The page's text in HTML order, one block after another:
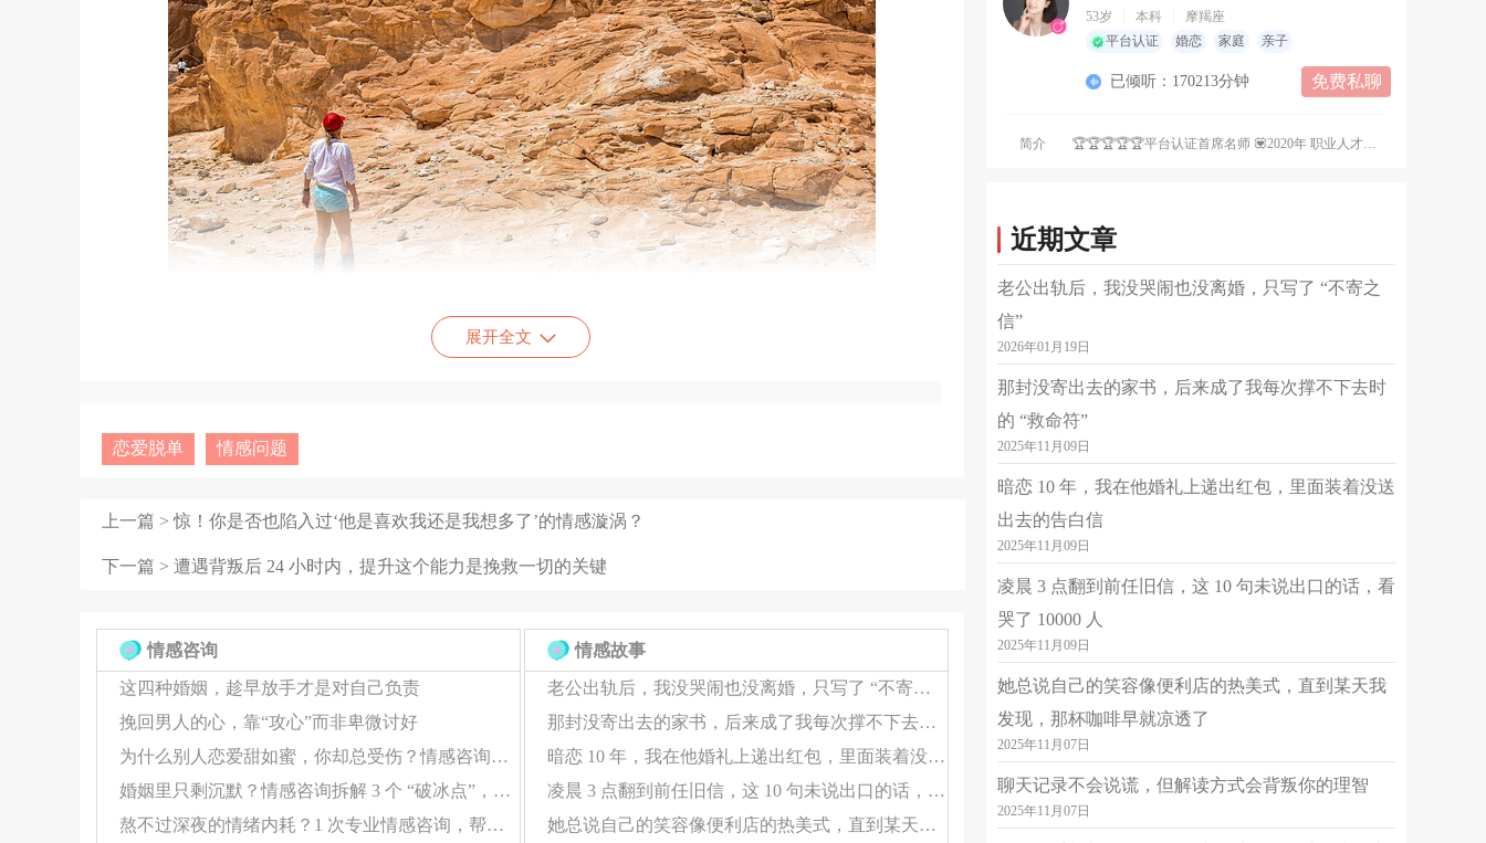
亲密关系之中，这种自我回应虽能暂时填补空虚，但伴侣间的积极反馈才是维系情感的纽带。一旦这份
一旦断裂，心与心的距离便悄然拉远。
障”，源自心理学家约翰·米勒在其著作《婚姻的艺术》中的阐述，它们分别是苛责、轻视、逃避与冷漠。想
象一部类似《亲密关系的裂痕》的电影，主角杰克与露西，从曾经的甜蜜无间，到后来的争吵不断，正是
战收场。这样的交流，只会让关系中的怨怼与隔阂日益加深。
分手，往往不是一瞬间的决定，而是情感账户长期透支的结果。当伴侣间的每一次互动都充斥着消极与
负面，情感的存款便逐渐枯竭。正如《爱的消逝》一书所述，分手往往源于对变化的不适应。在漫长的相处
中，双方的角色与需求悄然变化，若未能及时察觉并调整，便会产生“变化盲视”，进而引发关系的裂痕。杰
克与露西的婚姻，便是在经济压力下的角色转变中，忽略了对方的真实需求，最终导致情感的疏离。
展开全文
恋爱脱单 情感问题
上一篇 >惊！你是否也陷入过‘他是喜欢我还是我想多了’的情感漩涡？
下一篇 > 遭遇背叛后 24 小时内，提升这个能力是挽救一切的关键
情感咨询
这四种婚姻，趁早放手才是对自己负责
挽回男人的心，靠“攻心”而非卑微讨好
为什么别人恋爱甜如蜜，你却总受伤？情感咨询帮你揪出 “情感盲区”
婚姻里只剩沉默？情感咨询拆解 3 个 “破冰点”，让爱重新流动
熬不过深夜的情绪内耗？1 次专业情感咨询，帮你把 “心结” 捋顺
情感故事
老公出轨后，我没哭闹也没离婚，只写了 “不寄之信”
那封没寄出去的家书，后来成了我每次撑不下去时的 “救命符”
暗恋 10 年，我在他婚礼上递出红包，里面装着没送出去的告白信
凌晨 3 点翻到前任旧信，这 10 句未说出口的话，看哭了 10000 人
她总说自己的笑容像便利店的热美式，直到某天我发现，那杯咖啡早就凉透了
53岁 本科
摩羯座
平台认证
婚恋 家庭 亲子
已倾听：170213分钟 免费私聊
简介 🏆🏆🏆🏆🏆平台认证首席名师 💟2020年 职业人才认证管理中心 婚姻情感咨询师（高级） 💟2020年 职业人才认证管理中心 萨提亚咨询师（高级） 💟2020年 职业人才认证管理中心 催眠师（高级） 💟2021年 中国科学院心理研究所 心理咨询师培训合格证书 💟2021年 中国政法大学 人力资源管理与创新发展研究中心 中国国家人事人才培训网 岗位能力培训证书 倾听疗愈师 💟 2021年 中国心理卫生协会 倾听技能专项培训合格证书 🍁加入多家平台实现助人，取得一定成绩 🍁作为平台心理工作者，我严格遵守保密原则和咨询伦理，保护来访隐私，温暖的陪伴求助者，温柔而坚定的给予支持和帮助，愿我也能成为你专属的倾听者及解惑者，给你的情绪一处安放的港湾，从而有勇气继续面对生活 🍁如果您正面对婚姻、家庭或个人成长方面的挑战，欢迎与我联系，让我们一起探索解决方案，助您重拾幸福与和谐。 ✅ 下单流程 私密咨询，隐私保护。点击右上角“马上下单”，可选择图文/通话。复杂问题可选择套餐。
34岁
平台认证
职场 婚恋 个人成长
免费私聊
简介 ✨中科院心理咨询培训 ✨演出经纪人员资格证 ✨三级公共营养师证书 ✨普通话一级乙等证书 ✨擅长领域✨ ✓婚恋情感 ✓情绪疏导 ✓职场问题 ✓人际关系 ✨咨询特点✨ 不贴标签→不批判→逻辑清晰→换位思考→善解人意 ✨咨询寄语✨ 每个人都需要释放情绪，这里是安全私密的地方，我愿做你心灵的陪伴者，耐心听你诉说你在生活中的心事、困惑、疲惫，帮助你走出迷茫困境 ✨个人经历✨ 在懵懵懂懂的年纪闯进娱乐圈，一路跌跌撞撞升级打怪，在职场中积累了丰富的经验，接触的人形形色色，阅人无数，一步步打磨与人相处的艺术，你的问题，我已经经历过了，可能几句话就能帮你指点迷津！ ✨咨询流程✨ 1.六句话简述问题→诚意咨询直接下单 2.如何下单→点右上角「马上下单」 3.30～45分钟初步交流体验→框架梳理
平台认证
婚恋 情绪 个人成长
简介 ⭐️简介： 中国心理协会咨询师 家庭教育指导师 家庭婚姻咨询师 深耕心理领域12年，主修精神动力学、认知行为疗法（CBT）、情绪聚焦疗法、焦点短期治疗（SFBT）等。 ⭐️【情感话题】 婚外情、婚姻倦怠、再婚关系、情感挽回、择偶焦虑、失恋陪伴、离婚陪伴、婆媳关系 ⭐️【成长话题】 原生家庭、抑郁厌学休学家庭陪伴、童年寄养、父母离异创伤、人际关系困扰 ⭐️【情绪疏导】 抑郁、焦虑、双相情感障碍、惊恐发作、社交恐惧 （发作期，请前往三甲医院的精神科或心理科进行系统治疗） ⭐️温暖、尊重、包容、耐心、强大的共情，专业的能力，严谨的分析方式，为你解忧。 我在这儿等你，愿做那一盏灯，陪着你前行！
悦心
36岁 大专
天秤座
婚恋关系修复
已倾听：1695258分钟 免费私聊
简介 24-26年冠获529👑好评Top1官方人气热榜第1 🦄坚持做🈶“高质”咨询-心理疗愈🦄 🪷疗愈创伤-我们🉑给自己最好的爱🌠 及时陪伴解压解忧🎑咨询师排序参照夜我23点休 ❤️‍🔥心理健康是🈚️价之宝🔮★情绪情感个人成长类 🍀2026年夏 赴北京参与全国心理从业者交流 受邀参加专访。 👑525心理健康节咨询冠🇨🇳 世界精神卫生日咨询获冠🇨🇳 世界青少年心理健康套餐冠🇨🇳 2月6日心理健康对话套餐冠🇨🇳 3月25大学生心理健康教育冠🇨🇳 4月2世界 孤独症 咨询好评冠🇨🇳 12月5校园心理健康日套餐冠🇨🇳 国家一级普通话🇨🇳 声音悦耳 🪷🍀 🈶意义声音👉激活内在平静与愉悦🉐疗愈 👑教师节高考日咨询冠 报考辽师应用心理学硕士🌠 政治✅英语✅心理学专业课📚✅🌌过国家线🇨🇳 读万卷书不如✨行万里路 已走访法🇫🇷瑞士🇨🇭意大利🇮🇹等国内外知名城市 国家颁发全科教师资格证📚✅ 高级家庭教育指导师资格证✅ 高级婚姻情感咨询师资格证✅ 从事心理 教育工作12年+🍀⏰ 已在各平台帮助＞3500人🍀⏰ 👑多位来访原生家庭/婆媳/夫妻关系等🉐好评 👑2月14情人节咨询单好评冠🇨🇳 👑520、521告白季咨询额冠🇨🇳 👑七夕接单总额好评总量冠🇨🇳 24年 👑春节冠～三月冠6🎖四～六月冠15🎖 👑7～12月接单连获6冠🎖夜间咨询冠9🎖 25年 👑春节咨询大赛冠五1节冠 👑倾听达人10🎖荣耀之星16🎖 👑1-6月接单6连冠7-12月套餐6冠 🦄26年元旦🇨🇳3.5元单冠除夕套餐冠 👑五一节假🇨🇳3.5元时长好评套餐冠 👑1～6月3-3.4-3.5-3.9元好评量🥰🍀冠 👑7月4元情感情绪咨询🉐好评 做🉐高优质咨询 👑婚恋情感修复类🦄情绪管理类好评冠🏆 👑婚姻情感经营类🦄人际关系类好评冠🏆 👑情侣牵手复合类🦄家庭沟通类好评冠🏆 怎样能不与爱情擦肩而过? 🈶帮助易倾诉数对💞情侣提供👉约会技巧 ㊗️牵手㊗️复合 多名国内外婚姻情感🉐深度咨询 👑荣获最美咨询师Top1✅ 👑情绪管理类🦄心理成长套餐热销榜2冠🏆 👑人际关系类💞亲子家庭套餐热销榜2冠🏆 👑情感修复类💞情感经营套餐热销榜2冠🏆 👑重阳节/父亲节/母亲节好评冠 👉👉暖声好评全冠👇首连获🈵5期5星Top1 👑24年春节～25年春节~26年春节 👑首位咨询师🦄连年🦄连月🦄连获528冠✅ 👑24年春节咨询大赛获冠🔮 👑25年春节咨询大赛 获冠🔮 👑26年春节咨询人数套餐冠🔮 👑咨询＞2万8千小时Top1💐 👑咨询榜连续31月🈶Top1✅ 👑国际宽容日拥抱情人节套餐冠 👑国际大学生双12陪伴日套餐冠 别让自己消化所有委屈🈲 创伤修复需趁早需咨询经验❤️‍🔥及时倾诉☎️☎️☎️ 我在这里✅陪你一起慢慢走出不开心的日子🔮 👑首位文字语音套餐✨连获3年冠⏰⏰⏰ 官方🌠特邀嘉宾分享心理咨询师经验 ≥60分钟问题🉑深度咨询 避免思维断层🔥🔥🔥 多年问题套餐🉐精深更专业咨询⏰ 心理创伤修复要及时 趁早🌅 心理状态决定👇 倾诉👉清理内心垃圾🦄 ✨生命质量✅💎💎💎独特方法化抑郁焦虑内耗 ✨工作状态💹💫🔔㊙️独特方式带你进入潜意识 ✨生活幸福👩‍❤️‍💋‍👨了解最真实的你 ♨️ 最爱的人♥️ 不要压抑自己的感受🚦 人只有拥有更多“快乐”时刻🔮 你的🪷运气才会变得更好🌌 一天🀄最重要—敢于👏诉说自己♥️事 让内心深处声音得👉倾听🌌 🌅用真诚陪您度过人生中 每一个 孤单无助🚨灰暗🚨难熬🆘时刻🌅 👑获易倾诉平台一等奖＞50次🇨🇳 为确保接单质量 一人一日限一小时 23年完成北京【心理实操技能课程】✅ 💒多名家长打来帮孩子做心理疏导☎️ 🏡多名大学老师国内外博士研究生 考研考编考公国企来访们复购咨询☎️ 🏙️各地多名来访解决职场🎪困惑🉐好评 已接到来访从台湾澳门🇲🇴香港🇭🇰等地 人生海海人人皆有烦恼、崩溃目前已🈶多名🔥 来访从英🇬🇧美🇺🇸马来西亚🇲🇾柬埔寨🇰🇭泰🇹🇭 澳大利亚🇦🇺韩🇰🇷越南🇻🇳等国家打来多次咨询☎️⛳️ 咨询是学习 爱自己 ✅ 每一种情绪都值🉐被看见✅ 更美好成为平和的自己👏👏👏 🇨🇳人生很长 在心理需要的时候⚠️ 积极寻求帮助✅是强者的表现👍👍 文字套餐一经售出不予退款 18岁～60岁以上均有过咨询经验⏳骚扰平台封号
近期文章
老公出轨后，我没哭闹也没离婚，只写了 “不寄之
信”
2026年01月19日
那封没寄出去的家书，后来成了我每次撑不下去时
的 “救命符”
2025年11月09日
暗恋 10 年，我在他婚礼上递出红包，里面装着没送
出去的告白信
2025年11月09日
凌晨 3 点翻到前任旧信，这 10 句未说出口的话，看
哭了 10000 人
2025年11月09日
她总说自己的笑容像便利店的热美式，直到某天我
发现，那杯咖啡早就凉透了
2025年11月07日
聊天记录不会说谎，但解读方式会背叛你的理智
2025年11月07日